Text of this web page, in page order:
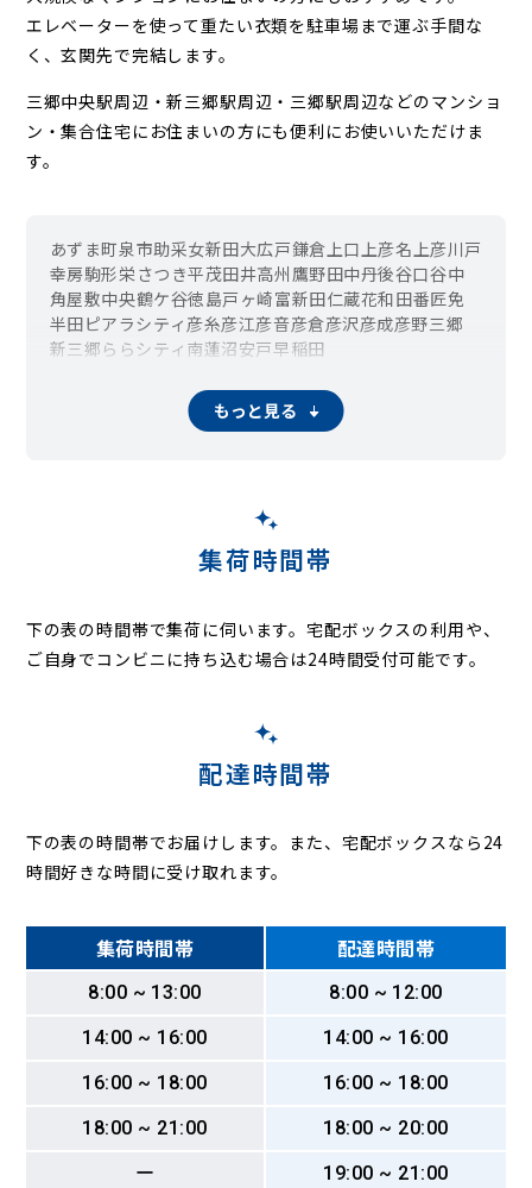
エレベーターを使って重たい衣類を駐車場まで運ぶ手間な
く、玄関先で完結します。
三郷中央駅周辺・新三郷駅周辺・三郷駅周辺などのマンショ
ン・集合住宅にお住まいの方にも便利にお使いいただけま
す。
あずま町泉市助采女新田大広戸鎌倉 上口 上彦名 上彦川戸
幸房駒形栄 さつき平茂田井高州 鷹野田中丹後谷口谷中
角屋敷中央鶴ケ谷徳島戸ヶ崎富新田仁蔵花和田番匠免
半田ピアラシティ 彦糸彦江彦音彦倉彦沢彦成彦野三郷
新三郷ららシティ 南蓮沼安戸早稲田
もっと見る
集荷時間帯
下の表の時間帯で集荷に伺います。宅配ボックスの利用や、
ご自身でコンビニに持ち込む場合は24時間受付可能です。
配達時間帯
下の表の時間帯でお届けします。また、宅配ボックスなら24
時間好きな時間に受け取れます。
集荷時間帯 配達時間帯
8:00 ~ 13:00
8:00 ~ 12:00
14:00 ~ 16:00
14:00 ~ 16:00
16:00 ~ 18:00
16:00 ~ 18:00
18:00 ~ 21:00
18:00 ~ 20:00
ー
19:00 ~ 21:00